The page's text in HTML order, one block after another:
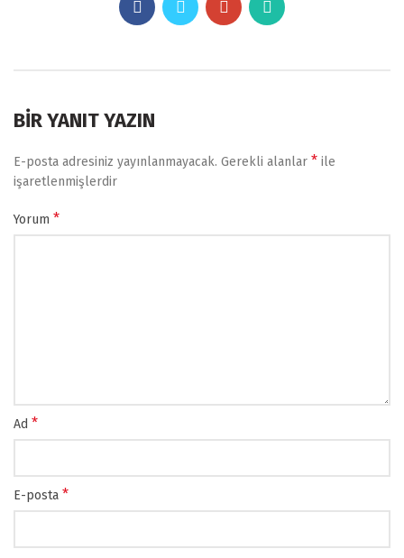
BIR YANIT YAZIN
E-posta adresiniz yayınlanmayacak. Gerekli alanlar * ile
işaretlenmişlerdir
Yorum *
Ad *
E-posta *